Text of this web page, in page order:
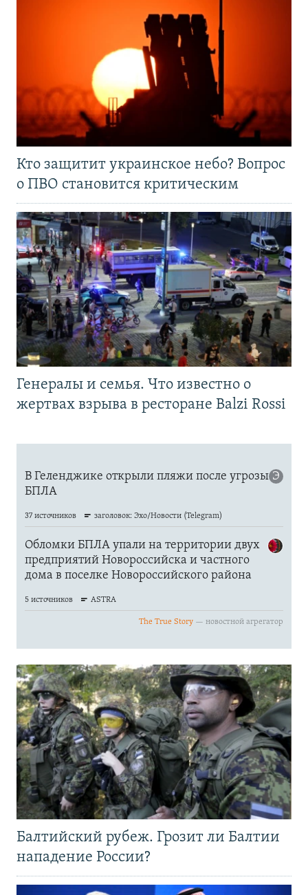
Кто защитит украинское небо? Вопрос
о ПВО становится критическим
Генералы и семья. Что известно о
жертвах взрыва в ресторане Balzi Rossi
Балтийский рубеж. Грозит ли Балтии
нападение России?